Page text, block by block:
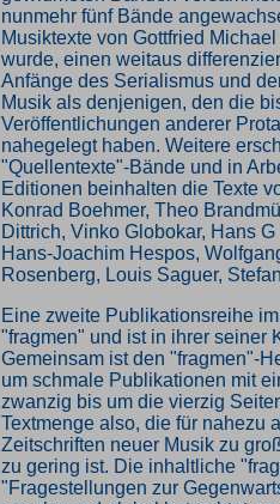
nunmehr fünf Bände
Musiktexte von Gottfried
wurde, einen weitaus
Anfänge des Serialismus und
Musik als denjenigen, den die
Veröffentlichungen anderer
nahegelegt haben. Weitere
"Quellentexte"-Bände und in
Editionen beinhalten die Texte
Konrad Boehmer, Theo
Dittrich, Vinko Globokar, Hans
Hans-Joachim Hespos,
Rosenberg, Louis Saguer,
Eine zweite Publikationsreihe
"fragmen" und ist in ihrer seiner
Gemeinsam ist den "fragmen"-
um schmale Publikationen mit
zwanzig bis um die vierzig
Textmenge also, die für nahezu
Zeitschriften neuer Musik zu
zu gering ist. Die inhaltliche
"Fragestellungen zur